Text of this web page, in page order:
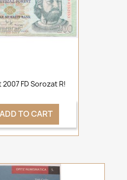
FD Sorozat R!
ADD TO CART